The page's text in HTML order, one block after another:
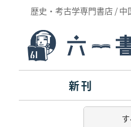
歴史・考古学専門書店 /
新刊